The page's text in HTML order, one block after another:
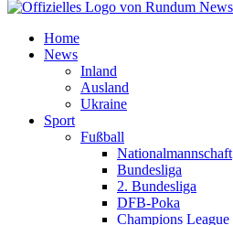
Home
News
Inland
Ausland
Ukraine
Sport
Fußball
Nationalmannschaft
Bundesliga
2. Bundesliga
DFB-Poka
Champions League